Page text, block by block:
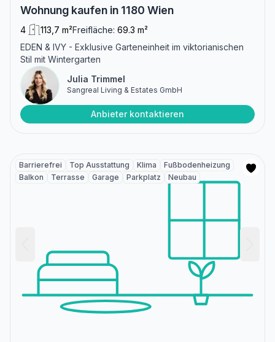
Wohnung kaufen in 1180 Wien
4 113,7 m²Freifläche: 69.3 m²
EDEN & IVY - Exklusive Garteneinheit im viktorianischen
Stil mit Wintergarten
Julia Trimmel
Sangreal Living & Estates GmbH
Anbieter kontaktieren
Barrierefrei Top Ausstattung Klima
Fußbodenheizung
Balkon
Terrasse Garage Parkplatz Neubau